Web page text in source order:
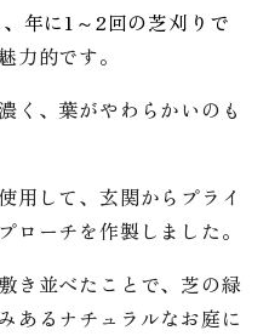
年に1～2回の芝刈りで
力的です。
く、葉がやわらかいのも
用して、玄関からプライ
ローチを作製しました。
き並べたことで、芝の緑
あるナチュラルなお庭に